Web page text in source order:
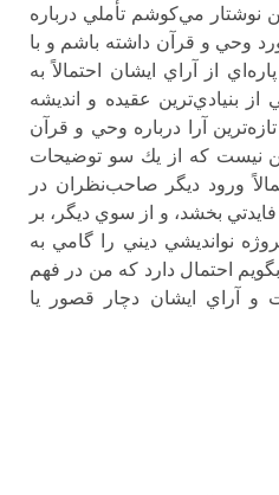
نوشتار مي‌كوشم تأملي درباره
وحي و قرآن داشته باشم و با
از آراي ايشان احتمالاً به
بنيادي‌ترين عقيده و انديشه
آرا درباره وحي و قرآن
نيست كه از يك سو توضيحات
ورود ديگر صاحب‌نظران در
بخشد، و از سوي ديگر، بر
نوانديشي ديني را گامي به
احتمال دارد كه من در فهم
آراي ايشان دچار قصور يا